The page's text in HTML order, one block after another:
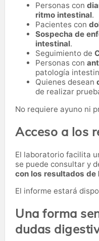
Personas con
ritmo intestinal.
Pacientes con
Sospecha de
intestinal.
Seguimiento de
Personas con
patología
Quienes desean
de realizar
No requiere ayuno ni
Acceso a los
El laboratorio facilita
se puede consultar y
con los resultados de
El informe estará
Una forma
dudas